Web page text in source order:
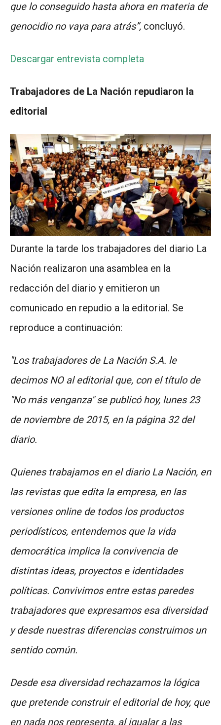
que lo conseguido hasta ahora en materia de
genocidio no vaya para atrás”, concluyó.
Descargar entrevista completa
Trabajadores de La Nación repudiaron la
editorial
Durante la tarde los trabajadores del diario La
Nación realizaron una asamblea en la
redacción del diario y emitieron un
comunicado en repudio a la editorial. Se
reproduce a continuación:
"Los trabajadores de La Nación S.A. le
decimos NO al editorial que, con el título de
"No más venganza" se publicó hoy, lunes 23
de noviembre de 2015, en la página 32 del
diario.
Quienes trabajamos en el diario La Nación, en
las revistas que edita la empresa, en las
versiones online de todos los productos
periodísticos, entendemos que la vida
democrática implica la convivencia de
distintas ideas, proyectos e identidades
políticas. Convivimos entre estas paredes
trabajadores que expresamos esa diversidad
y desde nuestras diferencias construimos un
sentido común.
Desde esa diversidad rechazamos la lógica
que pretende construir el editorial de hoy, que
en nada nos representa, al igualar a las